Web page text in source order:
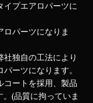
イプエアロパーツに
ロパーツになりま
社独自の工法により
ーツになります。
コートを採用、製品
(品質に拘っていま